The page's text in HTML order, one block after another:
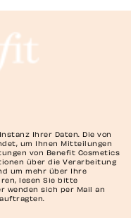
Ihrer Daten. Die von
um Ihnen Mitteilungen
von Benefit Cosmetics
über die Verarbeitung
um mehr über Ihre
lesen Sie bitte
wenden sich per Mail an